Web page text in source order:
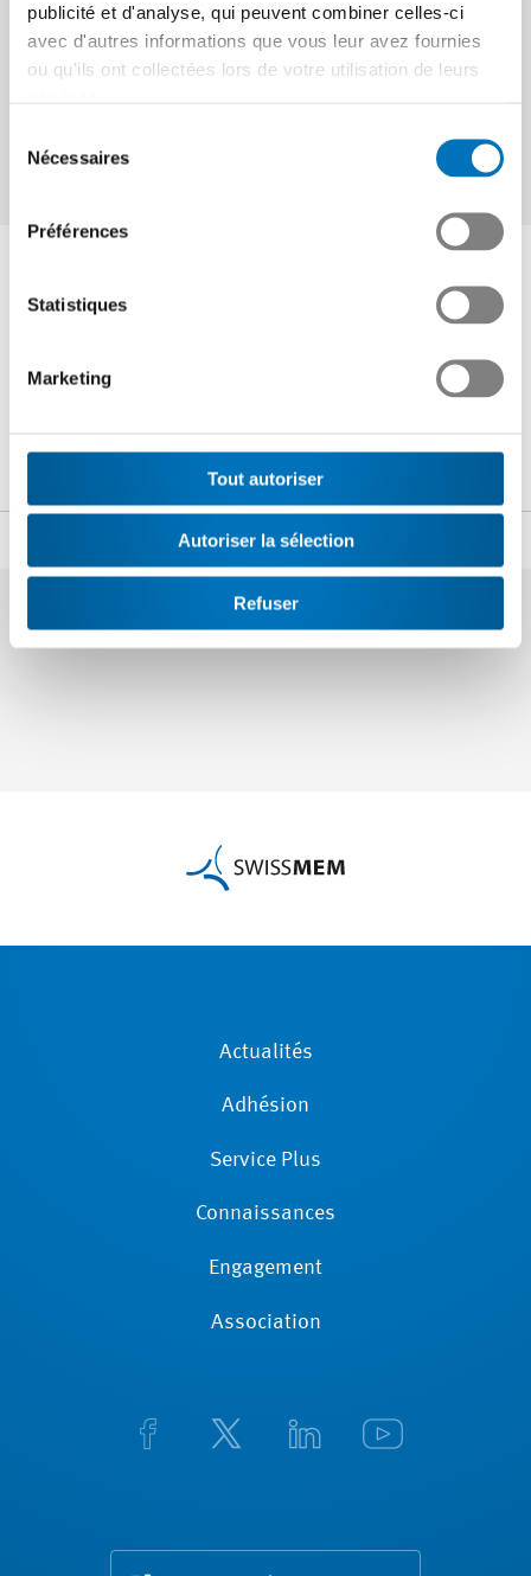
publicité et d'analyse, qui peuvent combiner celles-ci
avec d'autres informations que vous leur avez fournies
ou qu'ils ont collectées lors de votre utilisation de leurs
Nécessaires
Préférences
Statistiques
Marketing
Tout autoriser
Autoriser la sélection
Refuser
Philipp Bregy
Chef de secteur énergie
@swissmem.ch
Actualités
Adhésion
Service Plus
Connaissances
Engagement
Association